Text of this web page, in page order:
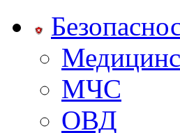
МЧС
ОВД